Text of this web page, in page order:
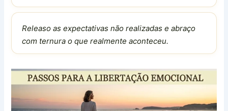
Releaso as expectativas não realizadas e abraço
com ternura o que realmente aconteceu.